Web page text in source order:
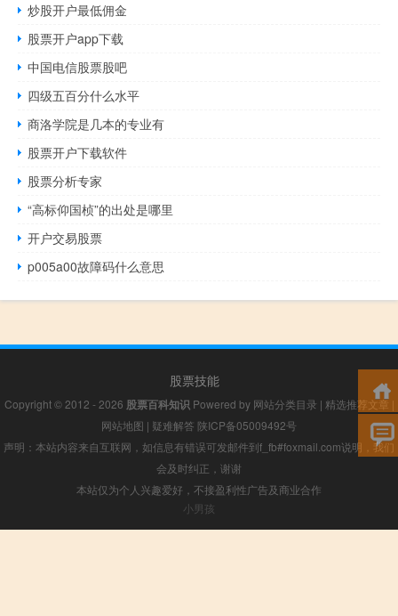
炒股开户最低佣金
股票开户app下载
中国电信股票股吧
四级五百分什么水平
商洛学院是几本的专业有
股票开户下载软件
股票分析专家
“高标仰国桢”的出处是哪里
开户交易股票
p005a00故障码什么意思
股票技能
Copyright © 2012 - 2026 股票百科知识Powered by 网站分类目录 | 精选推荐文章|
网站地图 | 疑难解答 陕ICP备05009492号
声明：本站内容来自互联网，如信息有错误可发邮件到f_fb#foxmail.com说明，我们
会及时纠正，谢谢
本站仅为个人兴趣爱好，不接盈利性广告及商业合作
小男孩